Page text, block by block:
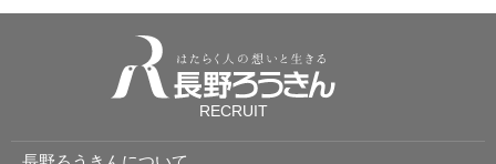
RECRUIT